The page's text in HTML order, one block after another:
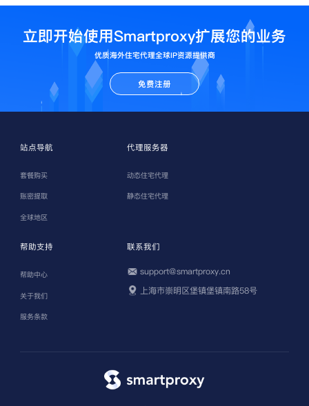
立即开始使用Smartproxy扩展您的业务
优质海外住宅代理全球IP资源提供商
免费注册
站点导航
套餐购买
账密提取
全球地区
代理服务器
动态住宅代理
静态住宅代理
帮助支持
帮助中心
关于我们
服务条款
联系我们
support@smartproxy.cn
上海市崇明区堡镇堡镇南路58号